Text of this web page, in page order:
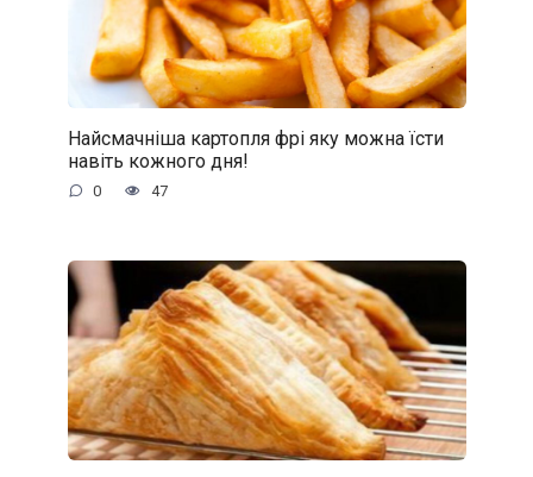
Найсмачніша картопля фрі яку можна їсти
навіть кожного дня!
0 47